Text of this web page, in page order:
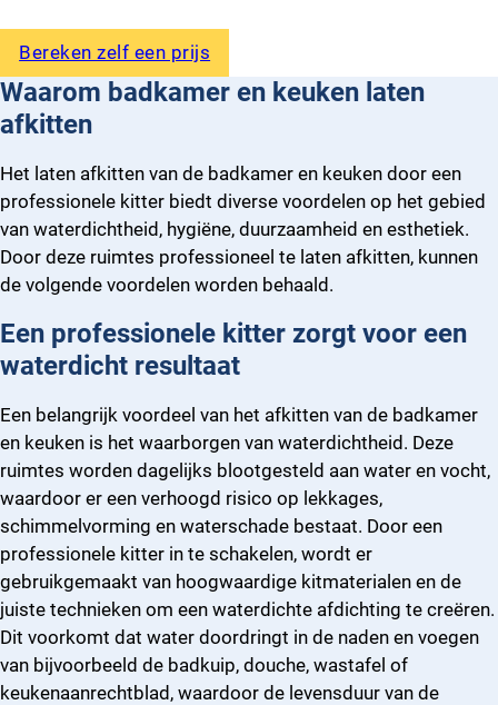
Bereken zelf een prijs
Waarom badkamer en keuken laten
afkitten
Het laten afkitten van de badkamer en keuken door een
professionele kitter biedt diverse voordelen op het gebied
van waterdichtheid, hygiëne, duurzaamheid en esthetiek.
Door deze ruimtes professioneel te laten afkitten, kunnen
de volgende voordelen worden behaald.
Een professionele kitter zorgt voor een
waterdicht resultaat
Een belangrijk voordeel van het afkitten van de badkamer
en keuken is het waarborgen van waterdichtheid. Deze
ruimtes worden dagelijks blootgesteld aan water en vocht,
waardoor er een verhoogd risico op lekkages,
schimmelvorming en waterschade bestaat. Door een
professionele kitter in te schakelen, wordt er
gebruikgemaakt van hoogwaardige kitmaterialen en de
juiste technieken om een waterdichte afdichting te creëren.
Dit voorkomt dat water doordringt in de naden en voegen
van bijvoorbeeld de badkuip, douche, wastafel of
keukenaanrechtblad, waardoor de levensduur van de